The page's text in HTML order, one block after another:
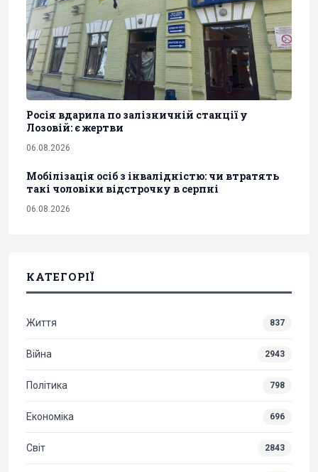
Росія вдарила по залізничній станції у
Лозовій: є жертви
06.08.2026
Мобілізація осіб з інвалідністю: чи втратять
такі чоловіки відстрочку в серпні
06.08.2026
КАТЕГОРІЇ
Життя 837
Війна 2943
Політика 798
Економіка 696
Світ 2843